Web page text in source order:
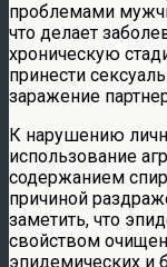
проблемами
что делает
хроническую
принести
заражение
К нарушению
использование
содержанием
причиной
заметить, что
свойством
эпидемических и